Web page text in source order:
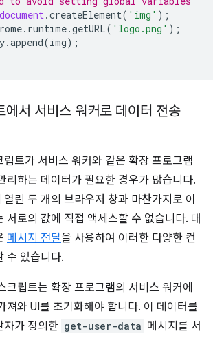
document.createElement( 'img' );
. runtime.getURL( 'logo.png' );
.append(img);
에서 서비스 워커로 데이터 전송
트가 서비스 워커와 같은 확장 프로그램
리하는 데이터가 필요한 경우가 많습니다.
린 두 개의 브라우저 창과 마찬가지로 이
서로의 값에 직접 액세스할 수 없습니다. 대
메시지 전달을 사용하여 이러한 다양한 컨
수 있습니다.
크립트는 확장 프로그램의 서비스 워커에
져와 UI를 초기화해야 합니다. 이 데이터를
자가 정의한 get-user-data 메시지를 서